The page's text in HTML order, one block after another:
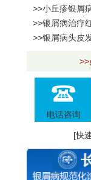
>>小丘疹银屑
>>银屑病治疗
>>银屑病头皮
>>
电话咨询
[快